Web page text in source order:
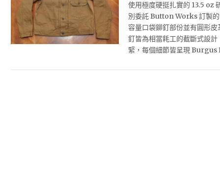
使用極度硬挺扎實的 13.5 oz
別委託 Button Works 訂製
容量口袋鉚釘部份並有圓形
釘皆為相當耗工的截斷式設
緊，每個細節皆呈現 Burgus